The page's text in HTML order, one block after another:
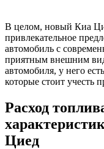
В целом, новый Киа
привлекательное
автомобиль с
приятным внешним
автомобиля, у него
которые стоит учесть
Расход
Циед